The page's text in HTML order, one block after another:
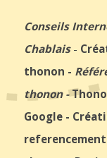
Conseils
Chablais-
thonon -
thonon-
Google -